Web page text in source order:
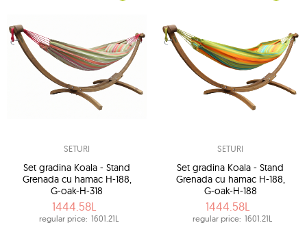
SETURI
Set gradina Koala - Stand
Grenada cu hamac H-188,
G-oak-H-318
1444.58L
regular price: 1601.21L
SETURI
Set gradina Koala - Stand
Grenada cu hamac H-188,
G-oak-H-188
1444.58L
regular price: 1601.21L